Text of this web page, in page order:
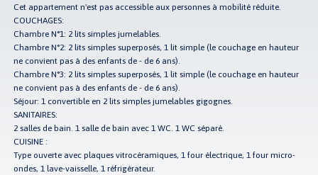
Cet appartement n'est pas accessible aux personnes à mobilité réduite.
COUCHAGES:
Chambre N°1: 2 lits simples jumelables.
Chambre N°2: 2 lits simples superposés, 1 lit simple (le couchage en hauteur
ne convient pas à des enfants de - de 6 ans).
Chambre N°3: 2 lits simples superposés, 1 lit simple (le couchage en hauteur
ne convient pas à des enfants de - de 6 ans).
Séjour: 1 convertible en 2 lits simples jumelables gigognes.
SANITAIRES:
2 salles de bain. 1 salle de bain avec 1 WC. 1 WC séparé.
CUISINE :
Type ouverte avec plaques vitrocéramiques, 1 four électrique, 1 four micro-
ondes, 1 lave-vaisselle, 1 réfrigérateur.